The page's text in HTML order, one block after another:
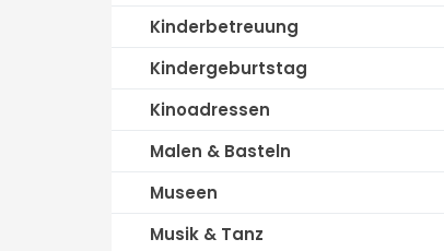
Kinderbetreuung
Kindergeburtstag
Kinoadressen
Malen & Basteln
Museen
Musik & Tanz